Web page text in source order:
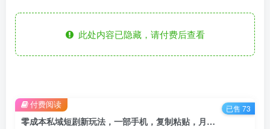
此处内容已隐藏，请付费后查看
零成本私域短剧新玩法，一部手机，复制粘贴，月入过万！
付费阅读 已售 73